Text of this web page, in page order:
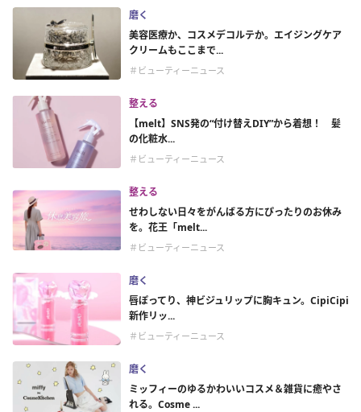
磨く
美容医療か、コスメデコルテか。エイジングケア
クリームもここまで...
＃ビューティーニュース
整える
【melt】SNS発の“付け替えDIY”から着想！ 髪
の化粧水...
＃ビューティーニュース
整える
せわしない日々をがんばる方にぴったりのお休み
を。花王「melt...
＃ビューティーニュース
磨く
唇ぽってり、神ビジュリップに胸キュン。CipiCipi
新作リッ...
＃ビューティーニュース
磨く
ミッフィーのゆるかわいいコスメ＆雑貨に癒やさ
れる。Cosme ...